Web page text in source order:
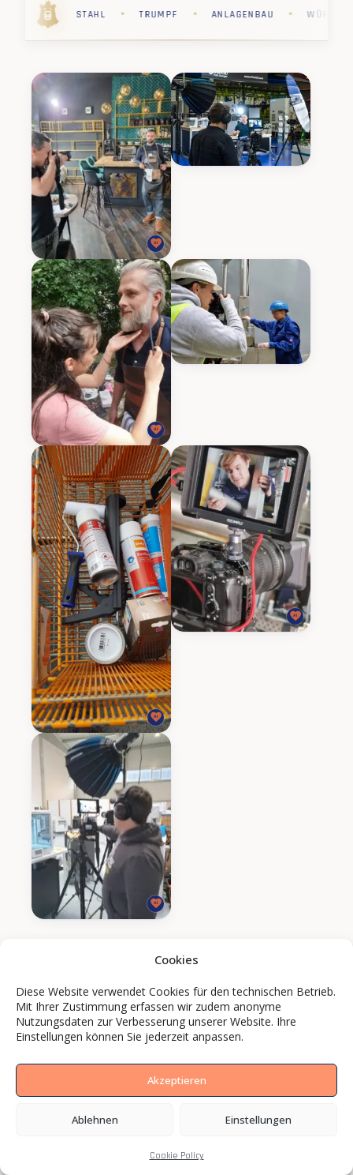
Cookies
Diese Website verwendet Cookies für den technischen Betrieb.
Mit Ihrer Zustimmung erfassen wir zudem anonyme
Nutzungsdaten zur Verbesserung unserer Website. Ihre
Einstellungen können Sie jederzeit anpassen.
Akzeptieren
Ablehnen Einstellungen
Cookie Policy
PHARMA · STIHL · CHEMIE · SAP ·